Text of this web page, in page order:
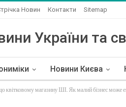
Новин Контакти Sitemap
України та
Новини Києва
квітковому магазину ШІ. Як малий бізнес може